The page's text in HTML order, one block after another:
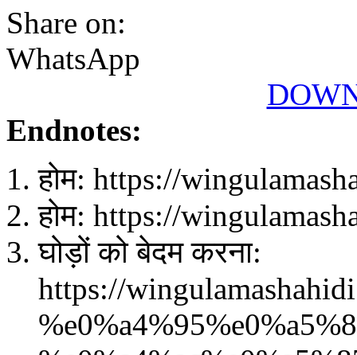
Share on:
WhatsApp
Endnotes:
होम: https://
होम: https://
घोड़ों को बेदम करना:
https://